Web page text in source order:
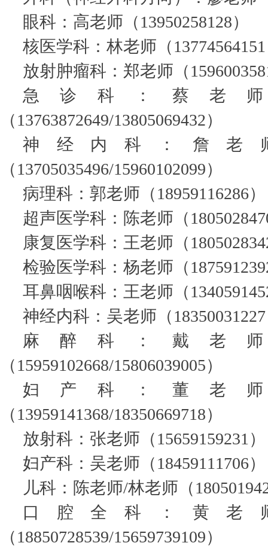
眼科：高老师（13950258128）
核医学科：林老师（
放射肿瘤科：郑老师（
急诊科：蔡老
（13763872649/13805069432）
神经内科：詹老
（13705035496/15960102099）
病理科：郭老师（18959116286）
超声医学科：陈老师（
康复医学科：王老师（
检验医学科：杨老师（
耳鼻咽喉科：王老师（
神经内科：吴老师（
麻醉科：戴老
（15959102668/15806039005）
妇产科：董老
（13959141368/18350669718）
放射科：张老师（15659159231）
妇产科：吴老师（18459111706）
儿科：陈老师/林老师（
口腔全科：黄老
（18850728539/15659739109）